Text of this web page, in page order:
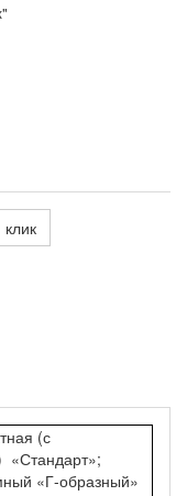
клик
(с
«Стандарт»;
«Г-образный»